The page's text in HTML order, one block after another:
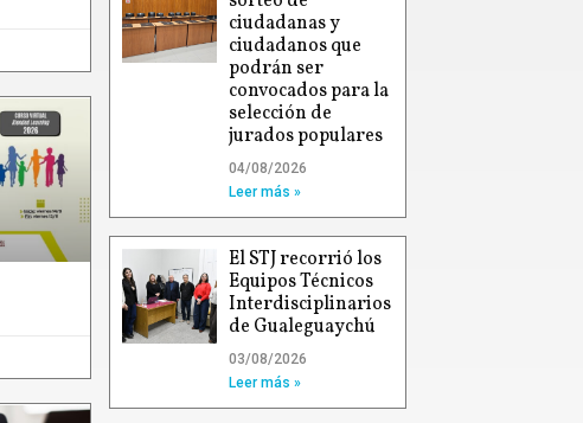
ciudadanas y
ciudadanos que
podrán ser
convocados para la
selección de
jurados populares
04/08/2026
Leer más »
El STJ recorrió los
Equipos Técnicos
Interdisciplinarios
de Gualeguaychú
03/08/2026
Leer más »